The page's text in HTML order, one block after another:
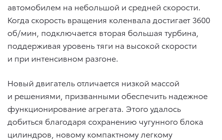
автомобилем на небольшой и средней скорости.
Когда скорость вращения коленвала достигает 3600
об/мин, подключается вторая большая турбина,
поддерживая уровень тяги на высокой скорости
и при интенсивном разгоне.
Новый двигатель отличается низкой массой
и решениями, призванными обеспечить надежное
функционирование агрегата. Этого удалось
добиться благодаря сохранению чугунного блока
цилиндров, новому компактному легкому